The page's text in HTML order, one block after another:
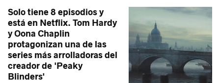
Solo tiene 8 episodios y
está en Netflix. Tom Hardy
y Oona Chaplin
protagonizan una de las
series más arrolladoras del
creador de 'Peaky
Blinders'